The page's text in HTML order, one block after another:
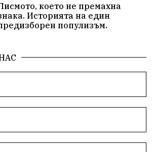
Село Динево Акция
което не премахна
Историята на един
популизъм.